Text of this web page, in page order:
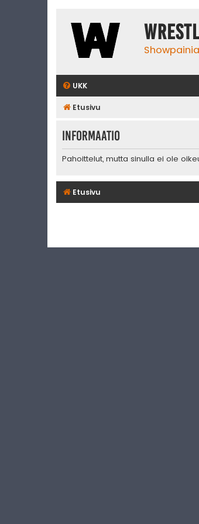
UKK
Etusivu
Informaatio
Pahoittelut, mutta sinulla ei ole
Etusivu